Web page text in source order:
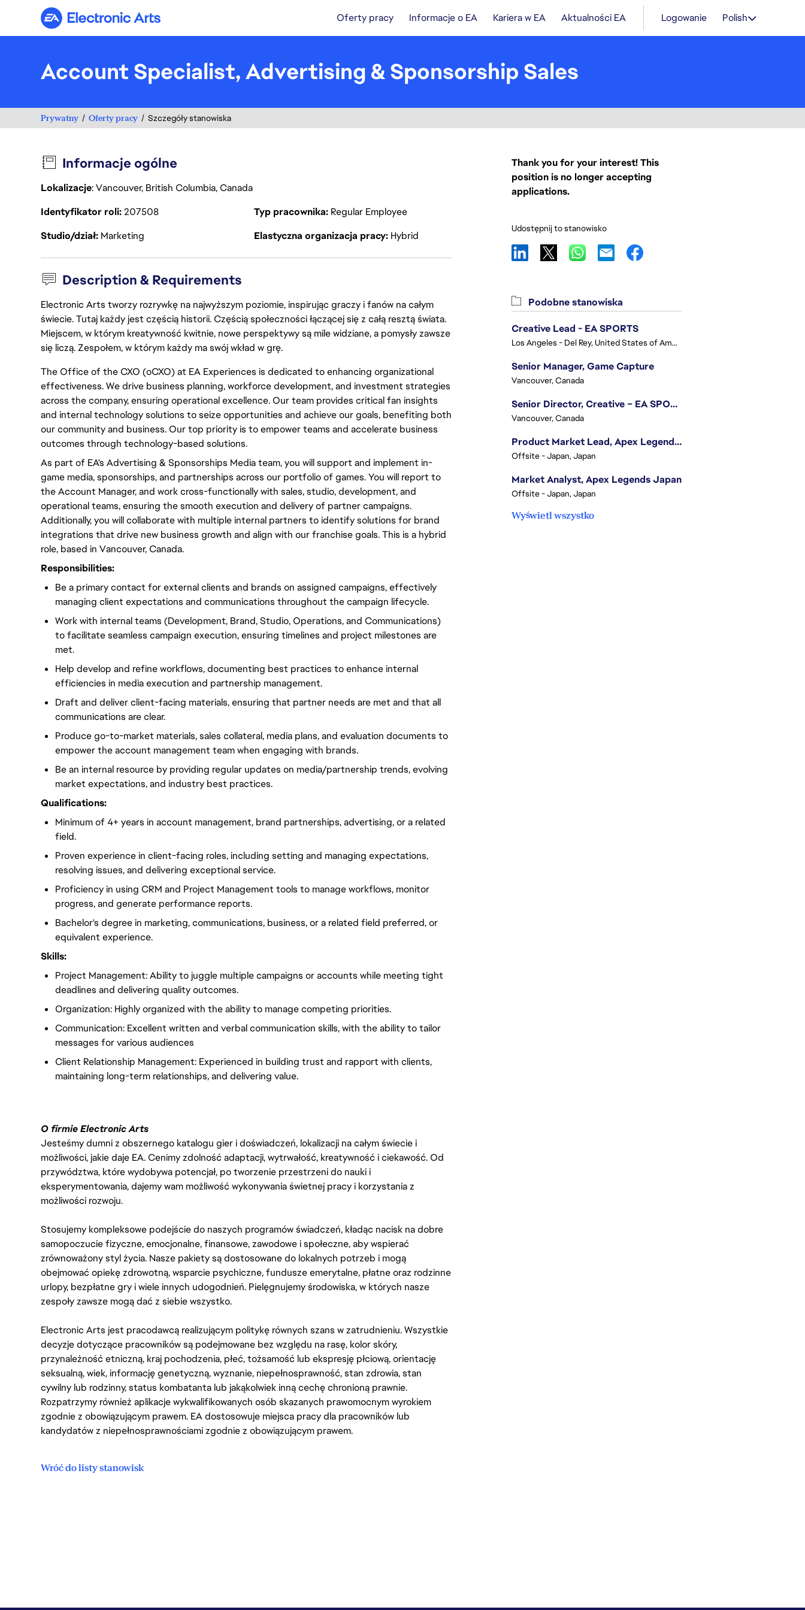
Electronic Arts Oferty pracy Informacje o EA Kariera w EA Aktualności EA Logowanie Polish
Account Specialist, Advertising & Sponsorship Sales
Prywatny Oferty pracy Szczegóły stanowiska
Informacje ogólne
Lokalizacje: Vancouver, British Columbia, Canada
Identyfikator roli207508 Typ pracownika Regular Employee
Studio/dział Marketing Elastyczna organizacja pracy Hybrid
Description & Requirements
Electronic Arts tworzy rozrywkę na najwyższym poziomie, inspirując graczy i fanów na całym
świecie. Tutaj każdy jest częścią historii. Częścią społeczności łączącej się z całą resztą świata.
Miejscem, w którym kreatywność kwitnie, nowe perspektywy są mile widziane, a pomysły zawsze
się liczą. Zespołem, w którym każdy ma swój wkład w grę.
The Office of the CXO (oCXO) at EA Experiences is dedicated to enhancing organizational
effectiveness. We drive business planning, workforce development, and investment strategies
across the company, ensuring operational excellence. Our team provides critical fan insights
and internal technology solutions to seize opportunities and achieve our goals, benefiting both
our community and business. Our top priority is to empower teams and accelerate business
outcomes through technology-based solutions.
As part of EA's Advertising & Sponsorships Media team, you will support and implement in-
game media, sponsorships, and partnerships across our portfolio of games. You will report to
the Account Manager, and work cross-functionally with sales, studio, development, and
operational teams, ensuring the smooth execution and delivery of partner campaigns.
Additionally, you will collaborate with multiple internal partners to identify solutions for brand
integrations that drive new business growth and align with our franchise goals. This is a hybrid
role, based in Vancouver, Canada.
Responsibilities:
Be a primary contact for external clients and brands on assigned campaigns, effectively
managing client expectations and communications throughout the campaign lifecycle.
Work with internal teams (Development, Brand, Studio, Operations, and Communications)
to facilitate seamless campaign execution, ensuring timelines and project milestones are
met.
Help develop and refine workflows, documenting best practices to enhance internal
efficiencies in media execution and partnership management.
Draft and deliver client-facing materials, ensuring that partner needs are met and that all
communications are clear.
Produce go-to-market materials, sales collateral, media plans, and evaluation documents to
empower the account management team when engaging with brands.
Be an internal resource by providing regular updates on media/partnership trends, evolving
market expectations, and industry best practices.
Qualifications:
Minimum of 4+ years in account management, brand partnerships, advertising, or a related
field.
Proven experience in client-facing roles, including setting and managing expectations,
resolving issues, and delivering exceptional service.
Proficiency in using CRM and Project Management tools to manage workflows, monitor
progress, and generate performance reports.
Bachelor's degree in marketing, communications, business, or a related field preferred, or
equivalent experience.
Skills:
Project Management: Ability to juggle multiple campaigns or accounts while meeting tight
deadlines and delivering quality outcomes.
Organization: Highly organized with the ability to manage competing priorities.
Communication: Excellent written and verbal communication skills, with the ability to tailor
messages for various audiences
Client Relationship Management: Experienced in building trust and rapport with clients,
maintaining long-term relationships, and delivering value.
O firmie Electronic Arts
Jesteśmy dumni z obszernego katalogu gier i doświadczeń, lokalizacji na całym świecie i
możliwości, jakie daje EA. Cenimy zdolność adaptacji, wytrwałość, kreatywność i ciekawość. Od
przywództwa, które wydobywa potencjał, po tworzenie przestrzeni do nauki i
eksperymentowania, dajemy wam możliwość wykonywania świetnej pracy i korzystania z
możliwości rozwoju.
Stosujemy kompleksowe podejście do naszych programów świadczeń, kładąc nacisk na dobre
samopoczucie fizyczne, emocjonalne, finansowe, zawodowe i społeczne, aby wspierać
zrównoważony styl życia. Nasze pakiety są dostosowane do lokalnych potrzeb i mogą
obejmować opiekę zdrowotną, wsparcie psychiczne, fundusze emerytalne, płatne oraz rodzinne
urlopy, bezpłatne gry i wiele innych udogodnień. Pielęgnujemy środowiska, w których nasze
zespoły zawsze mogą dać z siebie wszystko.
Electronic Arts jest pracodawcą realizującym politykę równych szans w zatrudnieniu. Wszystkie
decyzje dotyczące pracowników są podejmowane bez względu na rasę, kolor skóry,
przynależność etniczną, kraj pochodzenia, płeć, tożsamość lub ekspresję płciową, orientację
seksualną, wiek, informację genetyczną, wyznanie, niepełnosprawność, stan zdrowia, stan
cywilny lub rodzinny, status kombatanta lub jakąkolwiek inną cechę chronioną prawnie.
Rozpatrzymy również aplikacje wykwalifikowanych osób skazanych prawomocnym wyrokiem
zgodnie z obowiązującym prawem. EA dostosowuje miejsca pracy dla pracowników lub
kandydatów z niepełnosprawnościami zgodnie z obowiązującym prawem.
Wróć do listy stanowisk
Thank you for your interest! This
position is no longer accepting
applications.
Udostępnij to stanowisko
Podobne stanowiska
Creative Lead - EA SPORTS
Los Angeles - Del Rey, United States of America
Senior Manager, Game Capture
Vancouver, Canada
Senior Director, Creative – EA SPORTS FC
Vancouver, Canada
Product Market Lead, Apex Legends Japan
Offsite - Japan, Japan
Market Analyst, Apex Legends Japan
Offsite - Japan, Japan
Wyświetl wszystko